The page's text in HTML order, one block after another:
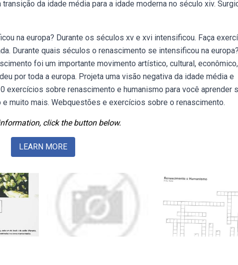
da idade média para a idade moderna no século xiv.
na europa? Durante os séculos xv e xvi intensificou. Faça
Durante quais séculos o renascimento se intensificou na
foi um importante movimento artístico, cultural, econômico,
por toda a europa. Projeta uma visão negativa da idade média e
exercícios sobre renascimento e humanismo para você aprender
muito mais. Webquestões e exercícios sobre o renascimento.
click the button below.
LEARN MORE